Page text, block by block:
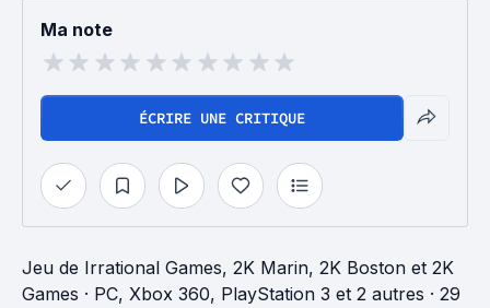
Ma note
ÉCRIRE UNE CRITIQUE
Jeu de Irrational Games, 2K Marin, 2K Boston et 2K
Games · PC, Xbox 360, PlayStation 3 et 2 autres · 29